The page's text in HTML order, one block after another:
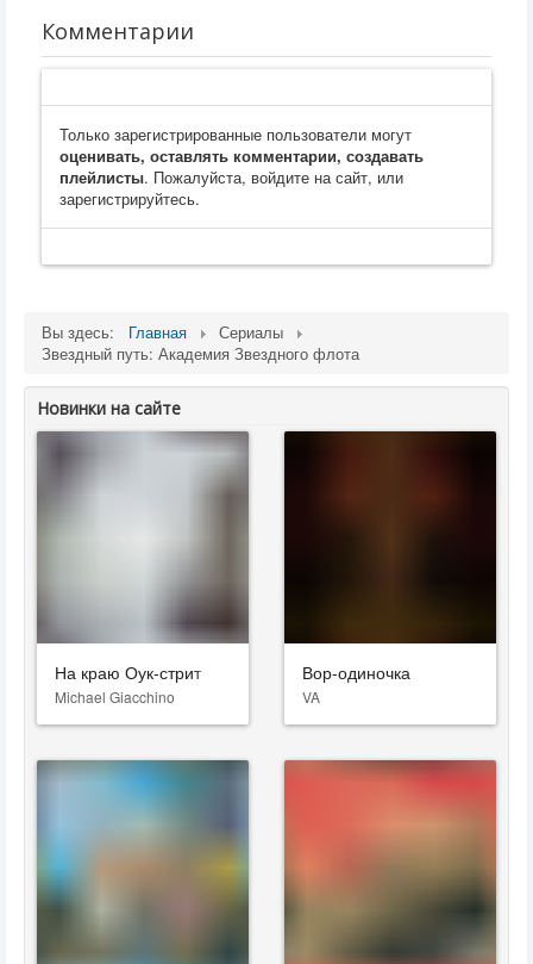
Комментарии
Только зарегистрированные пользователи могут
оценивать, оставлять комментарии, создавать
плейлисты. Пожалуйста, войдите на сайт, или
зарегистрируйтесь.
Вы здесь: Главная
Сериалы
Звездный путь: Академия Звездного флота
Новинки на сайте
На краю Оук-стрит
Michael Giacchino
Вор-одиночка
VA